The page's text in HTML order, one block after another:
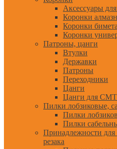
Аксессуары
Коронки
Коронки
Коронки
Патроны, цанги
Втулки
Державки
Патроны
Переходники
Цанги
Цанги для
Пилки лобзиковые,
Пилки
Пилки
Принадлежности
резака